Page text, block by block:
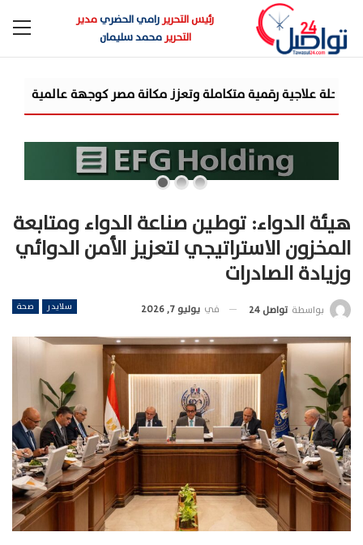
رئيس التحريررامي الحضريمدير
التحريرمحمد سليمان
تطلق
هيئة الدواء: توطين صناعة الدواء ومتابعة
المخزون الاستراتيجي لتعزيز الأمن الدوائي
وزيادة الصادرات
سلايدر صحة بواسطة تواصل 24 في يوليو 7, 2026